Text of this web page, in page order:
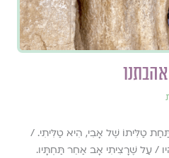
טַלִּיתוֹ שֶׁל אָבִי, הִיא טַלִּיתִי. /
/ עַל שֶׁרָצִיתִי אָב אַחֵר תַּחְתָּיו.